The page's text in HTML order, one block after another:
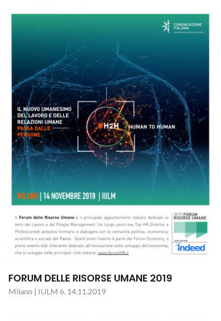
FORUM DELLE RISORSE UMANE 2019
Milano | IULM 6, 14.11.2019